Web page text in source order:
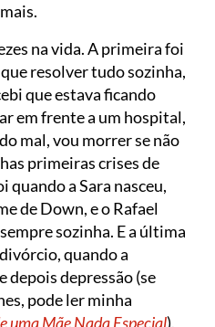
na vida. A primeira foi
resolver tudo sozinha,
que estava ficando
em frente a um hospital,
mal, vou morrer se não
primeiras crises de
quando a Sara nasceu,
de Down, e o Rafael
sozinha. E a última
quando a
depois depressão (se
pode ler minha
uma Mãe Nada Especial).